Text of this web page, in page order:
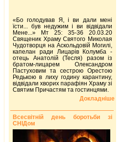
«Бо голодував Я, і ви дали мені
їсти... був недужим і ви відвідали
Мене...» Мт 25: 35-36 20.03.20
Священик Храму Святого Миколая
Чудотворця на Аскольдовій Могилі,
капелан ради Лицарів Колумба -
отець Анатолій (Тесля) разом із
братом-лицарем Олександром
Пастуховим та сестрою Орестою
Редькою в лиху годину карантину,
відвідали хворих парафіян Храму зі
Святим Причастям та гостинцями.
Докладніше
Всесвітній день боротьби зі
СНІДом